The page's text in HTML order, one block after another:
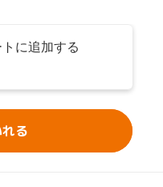
に追加する
る